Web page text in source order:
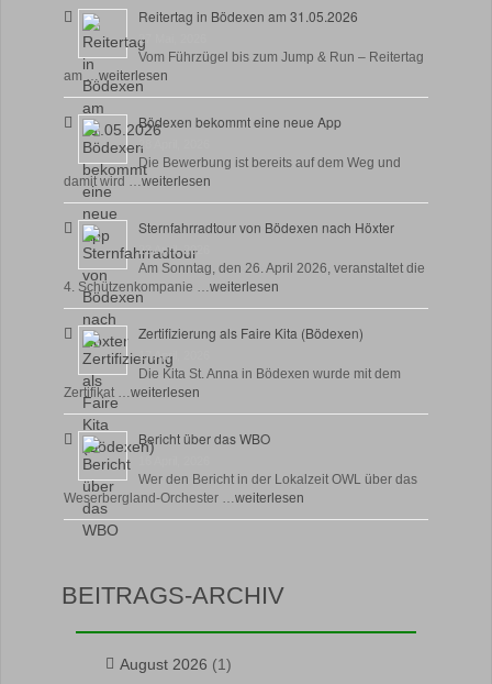
Reitertag in Bödexen am 31.05.2026
27 Mai, 2026
Vom Führzügel bis zum Jump & Run – Reitertag
am …weiterlesen
Bödexen bekommt eine neue App
28 April, 2026
Die Bewerbung ist bereits auf dem Weg und
damit wird …weiterlesen
Sternfahrradtour von Bödexen nach Höxter
23 April, 2026
Am Sonntag, den 26. April 2026, veranstaltet die
4. Schützenkompanie …weiterlesen
Zertifizierung als Faire Kita (Bödexen)
17 April, 2026
Die Kita St. Anna in Bödexen wurde mit dem
Zertifikat …weiterlesen
Bericht über das WBO
Wer den Bericht in der Lokalzeit OWL über das
Weserbergland-Orchester …weiterlesen
BEITRAGS-ARCHIV
August 2026 (1)